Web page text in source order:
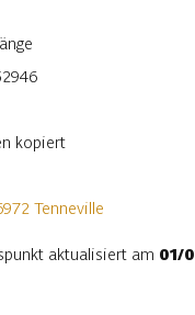
kopiert
Tenneville
aktualisiert am 01/